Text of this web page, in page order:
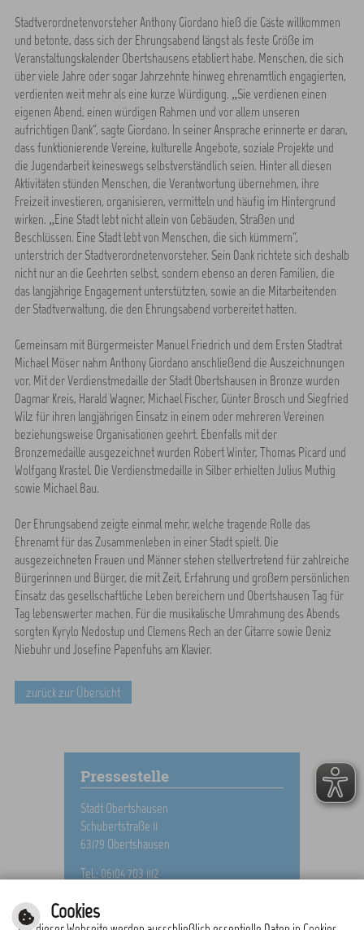
Stadtverordnetenvorsteher Anthony Giordano hieß die Gäste willkommen
und betonte, dass sich der Ehrungsabend längst als feste Größe im
Veranstaltungskalender Obertshausens etabliert habe. Menschen, die sich
über viele Jahre oder sogar Jahrzehnte hinweg ehrenamtlich engagierten,
verdienten weit mehr als eine kurze Würdigung. „Sie verdienen einen
eigenen Abend, einen würdigen Rahmen und vor allem unseren
aufrichtigen Dank“, sagte Giordano. In seiner Ansprache erinnerte er daran,
dass funktionierende Vereine, kulturelle Angebote, soziale Projekte und
die Jugendarbeit keineswegs selbstverständlich seien. Hinter all diesen
Aktivitäten stünden Menschen, die Verantwortung übernehmen, ihre
Freizeit investieren, organisieren, vermitteln und häufig im Hintergrund
wirken. „Eine Stadt lebt nicht allein von Gebäuden, Straßen und
Beschlüssen. Eine Stadt lebt von Menschen, die sich kümmern“,
unterstrich der Stadtverordnetenvorsteher. Sein Dank richtete sich deshalb
nicht nur an die Geehrten selbst, sondern ebenso an deren Familien, die
das langjährige Engagement unterstützten, sowie an die Mitarbeitenden
der Stadtverwaltung, die den Ehrungsabend vorbereitet hatten.
Gemeinsam mit Bürgermeister Manuel Friedrich und dem Ersten Stadtrat
Michael Möser nahm Anthony Giordano anschließend die Auszeichnungen
vor. Mit der Verdienstmedaille der Stadt Obertshausen in Bronze wurden
Dagmar Kreis, Harald Wagner, Michael Fischer, Günter Brosch und Siegfried
Wilz für ihren langjährigen Einsatz in einem oder mehreren Vereinen
beziehungsweise Organisationen geehrt. Ebenfalls mit der
Bronzemedaille ausgezeichnet wurden Robert Winter, Thomas Picard und
Wolfgang Krastel. Die Verdienstmedaille in Silber erhielten Julius Muthig
sowie Michael Bau.
Der Ehrungsabend zeigte einmal mehr, welche tragende Rolle das
Ehrenamt für das Zusammenleben in einer Stadt spielt. Die
ausgezeichneten Frauen und Männer stehen stellvertretend für zahlreiche
Bürgerinnen und Bürger, die mit Zeit, Erfahrung und großem persönlichen
Einsatz das gesellschaftliche Leben bereichern und Obertshausen Tag für
Tag lebenswerter machen. Für die musikalische Umrahmung des Abends
sorgten Kyrylo Nedostup und Clemens Rech an der Gitarre sowie Deniz
Niebuhr und Josefine Papenfuhs am Klavier.
zurück zur Übersicht
Pressestelle
Stadt Obertshausen
Schubertstraße 11
63179 Obertshausen
Tel.: 06104 703 1112
Cookies